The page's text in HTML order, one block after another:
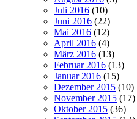
Juli 2016 (10)
Juni 2016 (22)
Mai 2016 (12)
April 2016 (4)
März 2016 (13)
Februar 2016 (13)
Januar 2016 (15)
Dezember 2015 (10)
November 2015 (17)
Oktober 2015 (36)